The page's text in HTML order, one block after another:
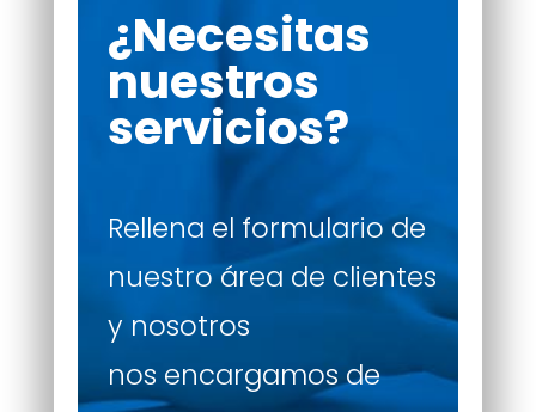
¿Necesitas
nuestros
servicios?
Rellena el formulario de
nuestro área de clientes
y nosotros
nos encargamos de